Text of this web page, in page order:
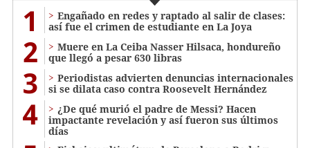
1
Engañado en redes y raptado al salir de clases:
así fue el crimen de estudiante en La Joya
2
Muere en La Ceiba Nasser Hilsaca, hondureño
que llegó a pesar 630 libras
3
Periodistas advierten denuncias internacionales
si se dilata caso contra Roosevelt Hernández
4
¿De qué murió el padre de Messi? Hacen
impactante revelación y así fueron sus últimos
días